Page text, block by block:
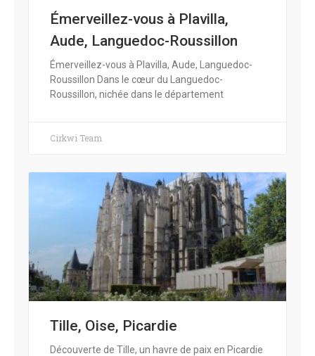
Émerveillez-vous à Plavilla,
Aude, Languedoc-Roussillon
Émerveillez-vous à Plavilla, Aude, Languedoc-
Roussillon Dans le cœur du Languedoc-
Roussillon, nichée dans le département
Cirkwi Team
Tille, Oise, Picardie
Découverte de Tille, un havre de paix en Picardie